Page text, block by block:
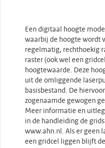
Een digitaal hoogte
waarbij de hoogte wordt
regelmatig, rechthoekig
raster (ook wel een
hoogtewaarde. Deze
uit de omliggende
basisbestand. De
zogenaamde gewogen
Meer informatie en
in de handleiding de
www.ahn.nl. Als er geen
een gridcel liggen blijft